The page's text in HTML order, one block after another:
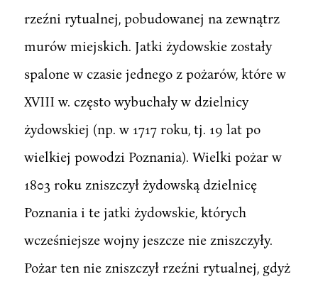
rzeźni rytualnej, pobudowanej na zewnątrz
murów miejskich. Jatki żydowskie zostały
spalone w czasie jednego z pożarów, które w
XVIII w. często wybuchały w dzielnicy
żydowskiej (np. w 1717 roku, tj. 19 lat po
wielkiej powodzi Poznania). Wielki pożar w
1803 roku zniszczył żydowską dzielnicę
Poznania i te jatki żydowskie, których
wcześniejsze wojny jeszcze nie zniszczyły.
Pożar ten nie zniszczył rzeźni rytualnej, gdyż